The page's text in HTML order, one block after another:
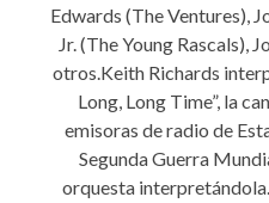
Edwards (The Ventures),
Jr. (The Young Rascals),
otros.Keith Richards
Long, Long Time”, la
emisoras de radio de
Segunda Guerra
orquesta